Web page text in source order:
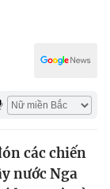
các chiến
nước Nga